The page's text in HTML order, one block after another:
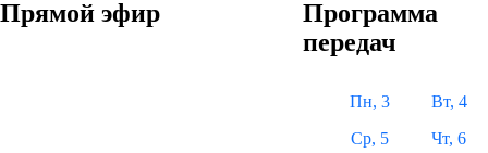
Прямой эфир
Программа
передач
Пн, 3
Вт, 4
Ср, 5
Чт, 6